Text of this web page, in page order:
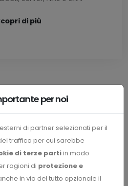
di più
di sviluppo
1
per noi
di partner selezionati per il
traffico per cui sarebbe
di terze partiin modo
ragioni di protezione e
in via del tutto opzionale il